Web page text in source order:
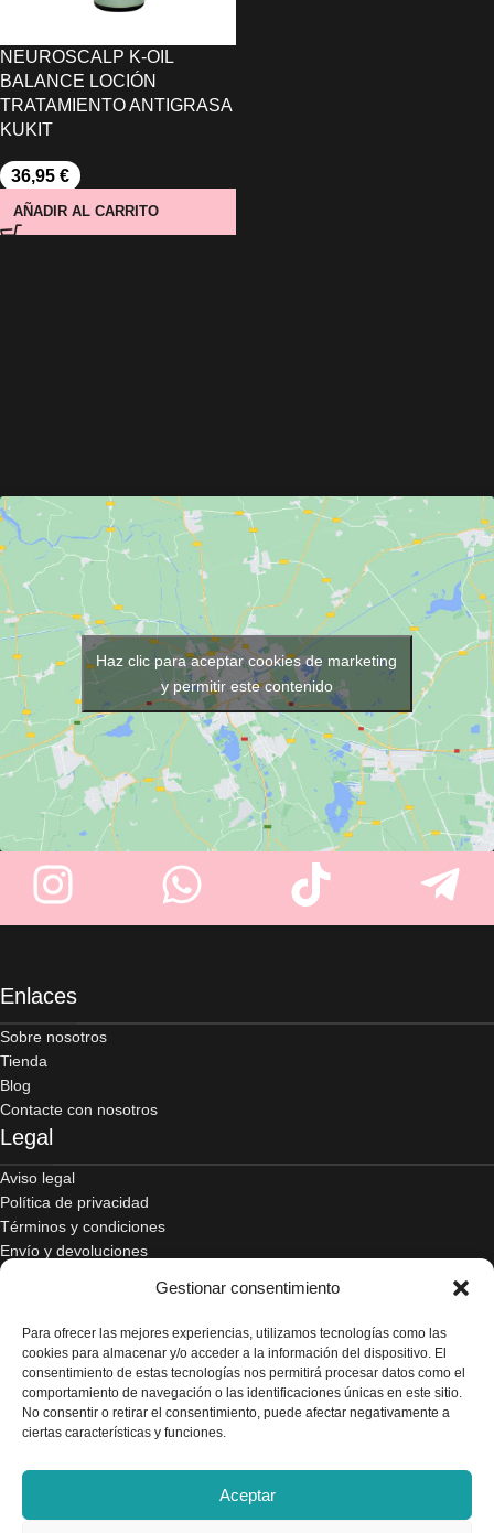
Gestionar consentimiento
Para ofrecer las mejores experiencias, utilizamos tecnologías como las
cookies para almacenar y/o acceder a la información del dispositivo. El
consentimiento de estas tecnologías nos permitirá procesar datos como el
comportamiento de navegación o las identificaciones únicas en este sitio.
No consentir o retirar el consentimiento, puede afectar negativamente a
ciertas características y funciones.
Aceptar
NEUROSCALP K-OIL
BALANCE LOCIÓN
TRATAMIENTO ANTIGRASA
KUKIT
36,95 €
AÑADIR AL CARRITO
Haz clic para aceptar cookies de marketing
y permitir este contenido
Enlaces
Sobre nosotros
Tienda
Blog
Contacte con nosotros
Legal
Aviso legal
Política de privacidad
Términos y condiciones
Envío y devoluciones
Accesibilidad
Contacto
C/ Alcalde Amancio Muñoz, 52, 30203, Cartagena
968 521 048 / 617 498 222
gelado.comercial@gmail.com